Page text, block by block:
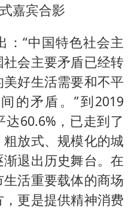
嘉宾合影
：“中国特色社会主
会主要矛盾已经转
好生活需要和不平
的矛盾。”到2019
60.6%，已走到了
放式、规模化的城
退出历史舞台。在
活重要载体的商场
更是提供精神消费